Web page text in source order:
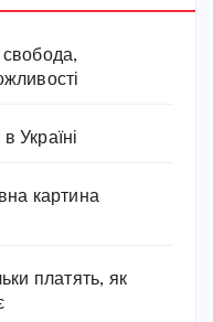
свобода,
Україні
картина
платять, як